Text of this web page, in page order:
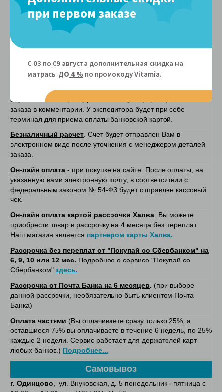
Матрасы при отсутствии лифта
150 руб/этаж
Способы оплаты
Наличными курьеру
обязательствами. Наличие у Вас суммы без сдачи
значительно сократит время передачи товара.
Банковской картой курьеру- после доставки товара. В
случае оплаты картой, указывать эту информацию в бланке
заказа в комментарии. У экспедитора будет при себе
терминал для приема оплаты банковской картой.
Безналичный расчет . Счет будет отправлен Вам в
электронном виде после уточнения с менеджером деталей
заказа.
Он-лайн оплата - при покупке на сайте. После оплаты, на
указанную вами электронную почту, в соответситвии с
федеральным законом № 54-ФЗ будет отправлен кассовый
чек.
Он-лайн оплата картой рассрочки Халва . Вы можете
приобрести товар в рассрочку на 4 месяца без переплат.
Наш магазин является партнером карты Халва.
Рассрочка без переплат от "Покупай со Сбербанком" на
6, 9, 10 или 12 мес. Подробнее о сервисе "Покупай со
Сбербанком" здесь.
Рассрочка от Почта Банка на 6 месяцев. (при выборе
данной рассрочки, необязательно быть клиентом Почта
Банка)
Оплата частями (Вы оплачиваете сразу только 25%, а
оставшиеся 75% вы оплачиваете в течение 6 недель, по 25%
каждые 2 недели. Сервис работает для держателей карт
любых банков.) Подробнее...
Самовывоз
г. Одинцово , ул. Внуковская, д. 5 понедельник - пятница с
при первом заказе
С 03 по 09 августа дополнительная скидка на
матрасы ДО 4 % по промокоду Vitamiа.